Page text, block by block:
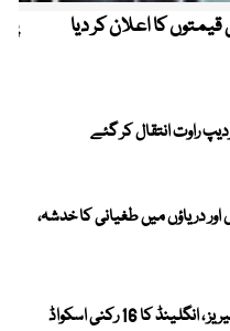
کا اعلان کر دیا
راوت انتقال کر گئے
اور دریاؤں میں طغیانی کا خدشہ،
پاکستان کیخلاف ٹیسٹ سیریز ، انگلینڈ کا 16 رکنی اسکواڈ